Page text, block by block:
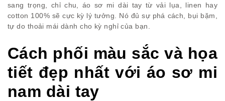
sang trọng, chỉ chu, áo sơ mi dài tay từ vải lụa, linen hay
cotton 100% sẽ cực kỳ lý tưởng. Nó đủ sự phá cách, bụi bặm,
tự do thoải mái dành cho kỳ nghỉ của bạn.
Cách phối màu sắc và họa
tiết đẹp nhất với áo sơ mi
nam dài tay